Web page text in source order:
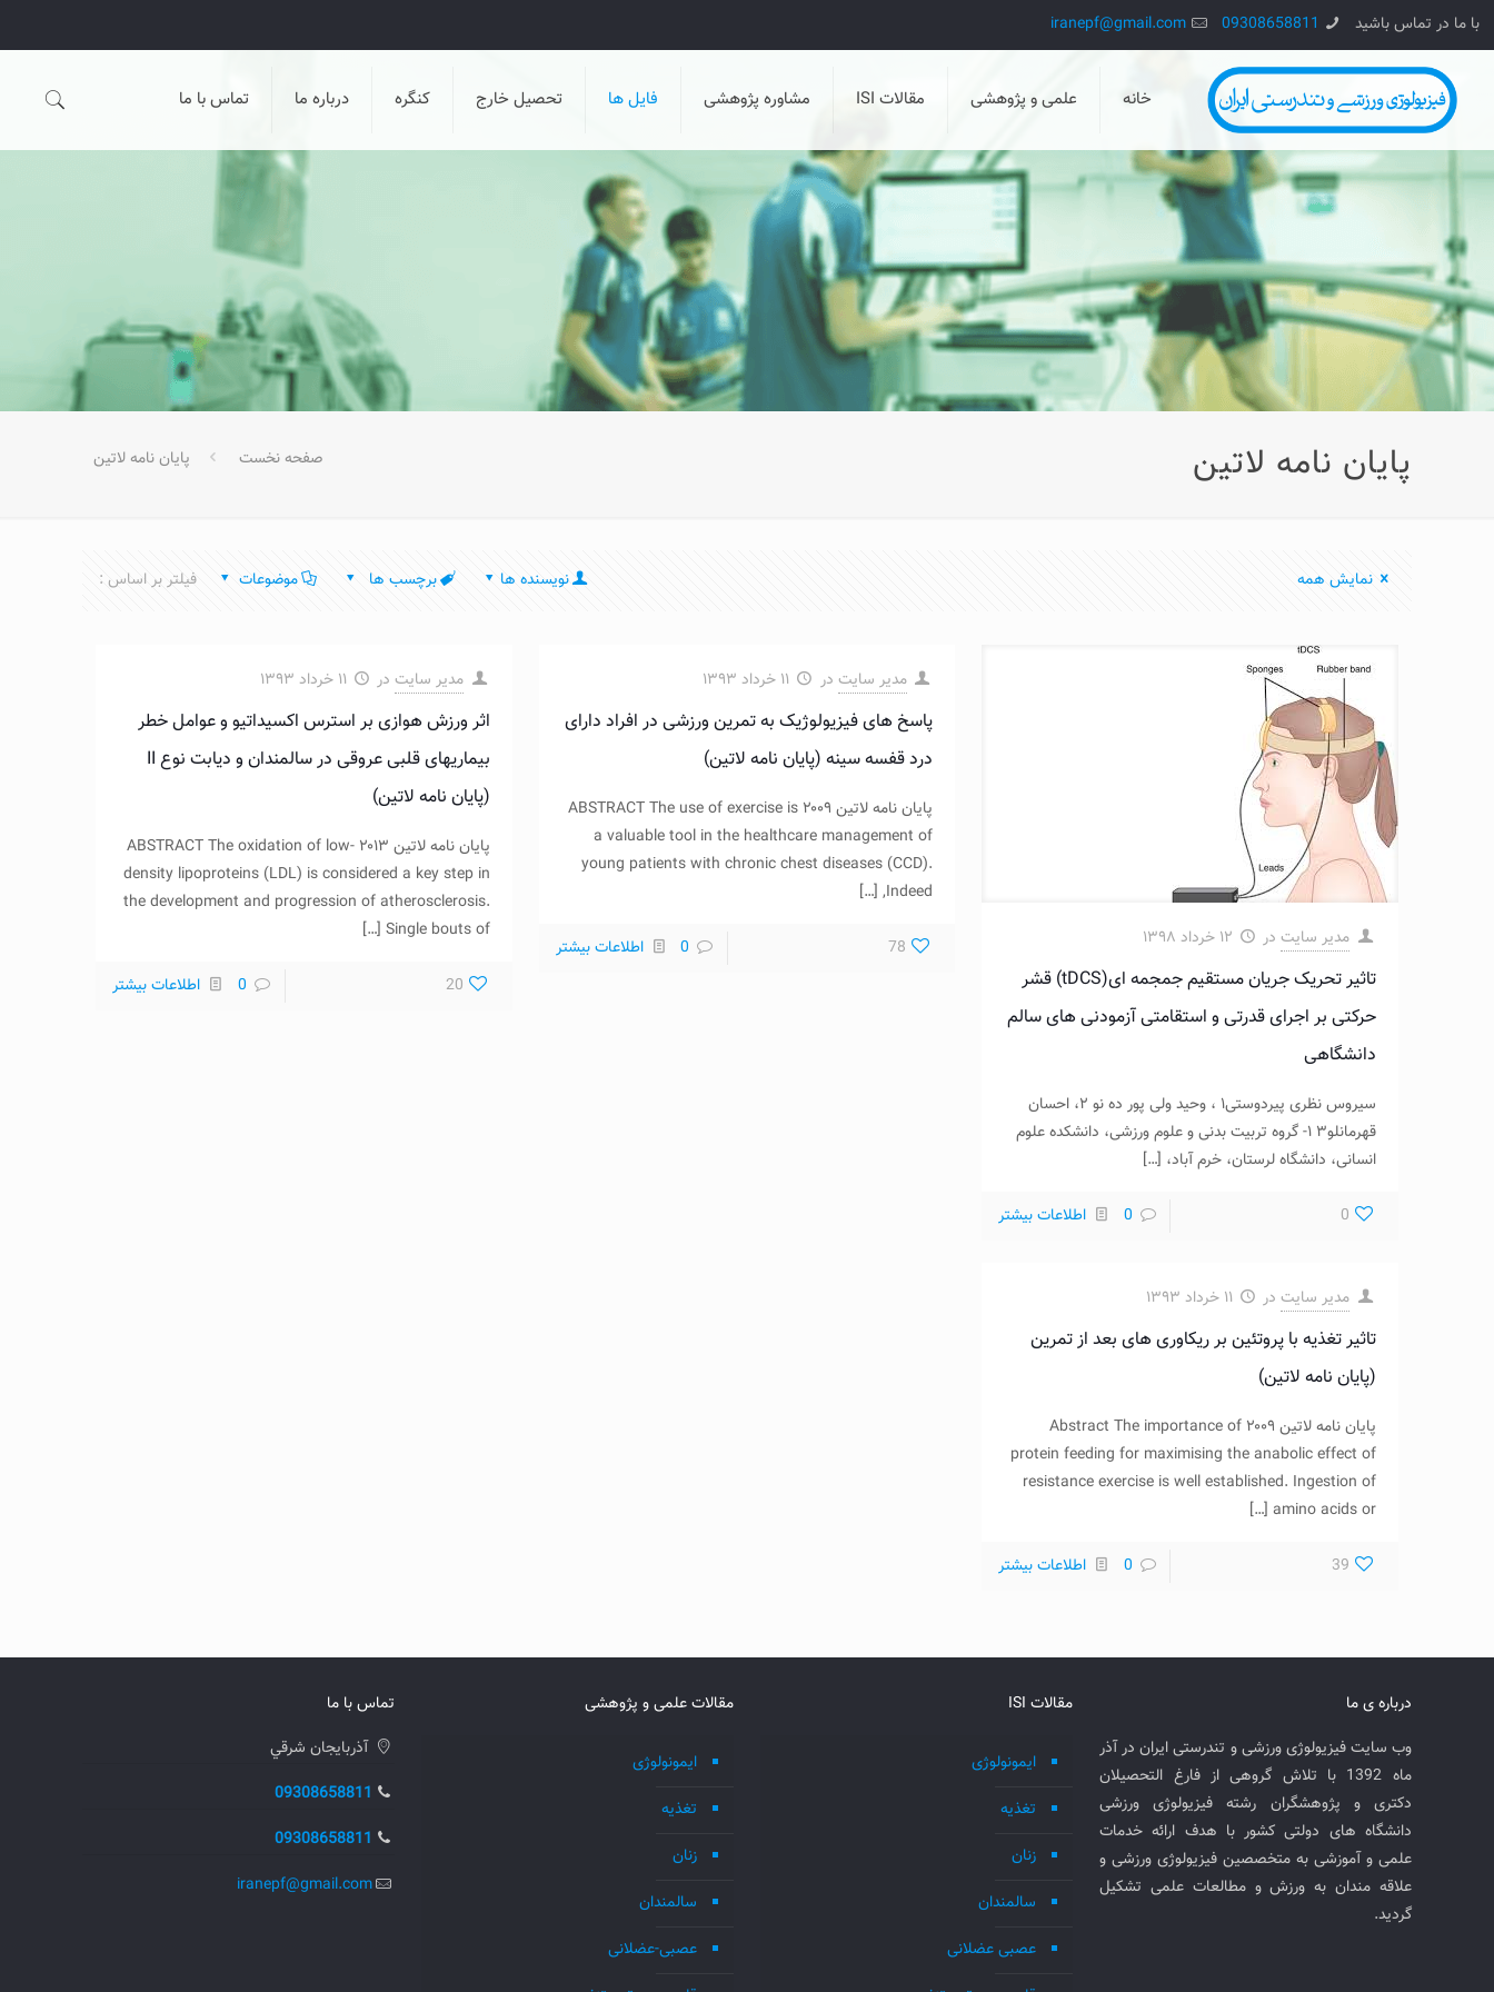
با ما در تماس باشید 09308658811
iranepf@gmail.com
خانه علمی و پژوهشی مقالات ISI مشاوره پژوهشی فایل ها تحصیل خارج کنگره درباره ما تماس با ما
پایان نامه لاتین صفحه نخست پایان نامه لاتین
فیلتر بر اساس : موضوعات برچسب ها نویسنده ها نمایش همه
مدیر سایت در ۱۲ خرداد ۱۳۹۸
تاثیر تحریک جریان مستقیم جمجمه ‌ای(tDCS) قشر
حرکتی بر اجرای قدرتی و استقامتی آزمودنی ‌های سالم
دانشگاهی
سیروس نظری پیردوستی۱ ، وحید ولی پور ده نو ۲، احسان
قهرمانلو۳ ۱- گروه تربیت بدنی و علوم ورزشی، دانشکده علوم
انسانی، دانشگاه لرستان، خرم‌ آباد، […]
0
0 اطلاعات بیشتر
مدیر سایت در ۱۱ خرداد ۱۳۹۳
پاسخ های فیزیولوژیک به تمرین ورزشی در افراد دارای
درد قفسه سینه (پایان نامه لاتین)
پایان نامه لاتین ۲۰۰۹ ABSTRACT The use of exercise is
a valuable tool in the healthcare management of
young patients with chronic chest diseases (CCD).
Indeed,
[…]
78
0 اطلاعات بیشتر
مدیر سایت در ۱۱ خرداد ۱۳۹۳
اثر ورزش هوازی بر استرس اکسیداتیو و عوامل خطر
بیماریهای قلبی عروقی در سالمندان و دیابت نوع II
(پایان نامه لاتین)
پایان نامه لاتین ۲۰۱۳ ABSTRACT The oxidation of low-
density lipoproteins (LDL) is considered a key step in
the development and progression of atherosclerosis.
Single bouts of
[…]
20
0 اطلاعات بیشتر
مدیر سایت در ۱۱ خرداد ۱۳۹۳
تاثیر تغذیه با پروتئین بر ریکاوری های بعد از تمرین
(پایان نامه لاتین)
پایان نامه لاتین ۲۰۰۹ Abstract The importance of
protein feeding for maximising the anabolic effect of
resistance exercise is well established. Ingestion of
amino acids or
[…]
39
0 اطلاعات بیشتر
درباره ی ما
وب سایت فیزیولوژی ورزشی و تندرستی ایران در آذر
ماه 1392 با تلاش گروهی از فارغ التحصیلان
دکتری و پژوهشگران رشته فیزیولوژی ورزشی
دانشگاه های دولتی کشور با هدف ارائه خدمات
علمی و آموزشی به متخصصین فیزیولوژی ورزشی و
علاقه مندان به ورزش و مطالعات علمی تشکیل
گردید.
مقالات ISI
ایمونولوژی
تغذیه
زنان
سالمندان
عصبی عضلانی
مقالات علمی و پژوهشی
ایمونولوژی
تغذیه
زنان
سالمندان
عصبی-عضلانی
تماس با ما
آذربايجان شرقي
09308658811
09308658811
iranepf@gmail.com